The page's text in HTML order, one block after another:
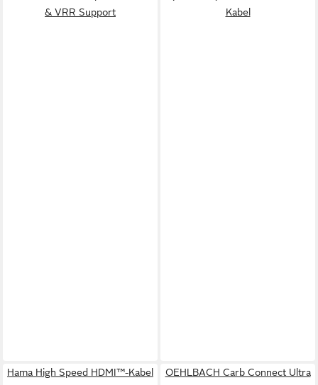
& VRR Support
Kabel
Hama High Speed HDMI™-Kabel
OEHLBACH Carb Connect Ultra